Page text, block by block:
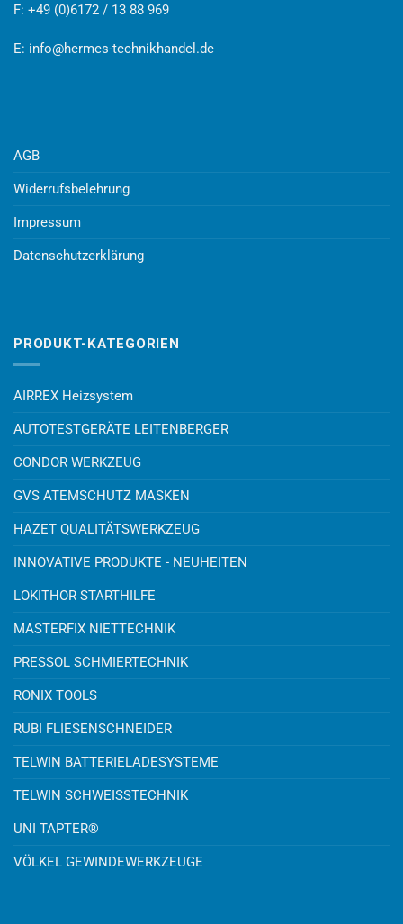
F: +49 (0)6172 / 13 88 969
E: info@hermes-technikhandel.de
AGB
Widerrufsbelehrung
Impressum
Datenschutzerklärung
PRODUKT-KATEGORIEN
AIRREX Heizsystem
AUTOTESTGERÄTE LEITENBERGER
CONDOR WERKZEUG
GVS ATEMSCHUTZ MASKEN
HAZET QUALITÄTSWERKZEUG
INNOVATIVE PRODUKTE - NEUHEITEN
LOKITHOR STARTHILFE
MASTERFIX NIETTECHNIK
PRESSOL SCHMIERTECHNIK
RONIX TOOLS
RUBI FLIESENSCHNEIDER
TELWIN BATTERIELADESYSTEME
TELWIN SCHWEISSTECHNIK
UNI TAPTER®
VÖLKEL GEWINDEWERKZEUGE